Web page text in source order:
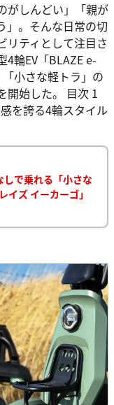
がしんどい」「親が
」。そんな日常の切
リティとして注目さ
4輪EV「BLAZE e-
小さな軽トラ」の
開始した。 目次 1
を誇る4輪スタイル
で乗れる「小さな
ズ イーカーゴ」